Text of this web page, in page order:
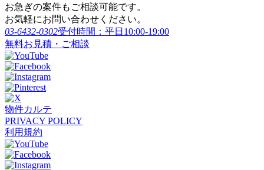
お急ぎの案件もご相談可能です。
お気軽にお問い合わせください。
03-6432-0302受付時間：平日10:00-19:00
無料お見積・ご相談
物件カルテ
PRIVACY POLICY
利用規約